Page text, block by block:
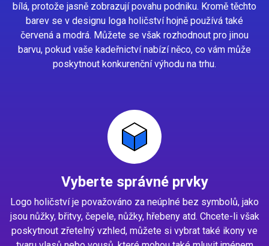
bílá, protože jasně zobrazují povahu podniku. Kromě těchto
barev se v designu loga holičství hojně používá také
červená a modrá. Můžete se však rozhodnout pro jinou
barvu, pokud vaše kadeřnictví nabízí něco, co vám může
poskytnout konkurenční výhodu na trhu.
Vyberte správné prvky
Logo holičství je považováno za neúplné bez symbolů, jako
jsou nůžky, břitvy, čepele, nůžky, hřebeny atd. Chcete-li však
poskytnout zřetelný vzhled, můžete si vybrat také ikony ve